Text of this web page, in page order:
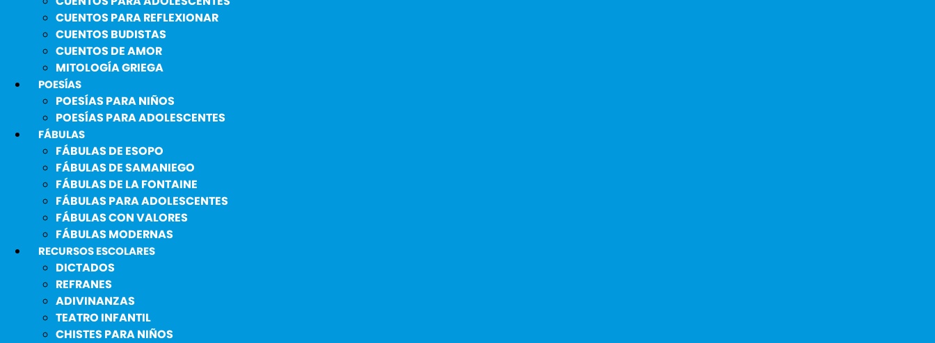
CUENTOS PARA REFLEXIONAR
CUENTOS BUDISTAS
CUENTOS DE AMOR
MITOLOGÍA GRIEGA
POESÍAS
POESÍAS PARA NIÑOS
POESÍAS PARA ADOLESCENTES
FÁBULAS
FÁBULAS DE ESOPO
FÁBULAS DE SAMANIEGO
FÁBULAS DE LA FONTAINE
FÁBULAS PARA ADOLESCENTES
FÁBULAS CON VALORES
FÁBULAS MODERNAS
RECURSOS ESCOLARES
DICTADOS
REFRANES
ADIVINANZAS
TEATRO INFANTIL
CHISTES PARA NIÑOS